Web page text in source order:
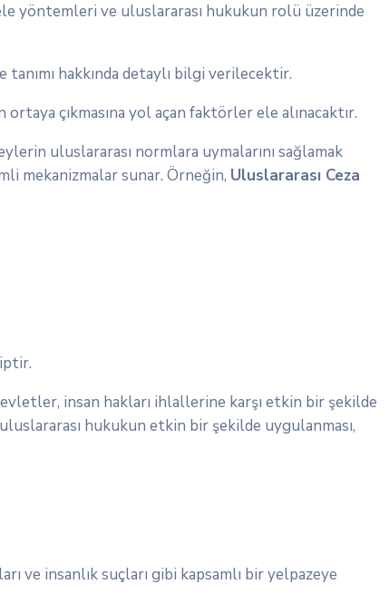
yöntemleri ve uluslararası hukukun rolü üzerinde
tanımı hakkında detaylı bilgi verilecektir.
çıkmasına yol açan faktörler ele alınacaktır.
uluslararası normlara uymalarını sağlamak
mekanizmalar sunar. Örneğin, Uluslararası Ceza
insan hakları ihlallerine karşı etkin bir şekilde
hukukun etkin bir şekilde uygulanması,
ve insanlık suçları gibi kapsamlı bir yelpazeye